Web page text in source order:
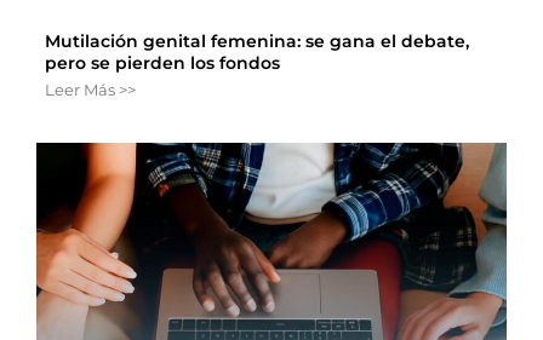
Mutilación genital femenina: se gana el debate,
pero se pierden los fondos
Leer Más >>